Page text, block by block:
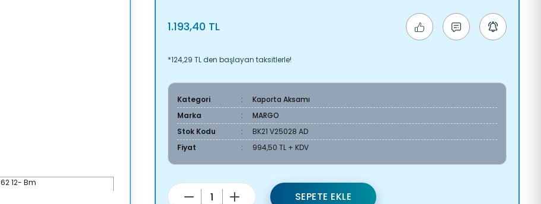
1.193,40 TL
*124,29 TL den başlayan taksitlerle!
Kategori
Kaporta Aksamı
Marka
MARGO
Stok Kodu
BK21 V25028 AD
Fiyat
994,50 TL + KDV
SEPETE EKLE